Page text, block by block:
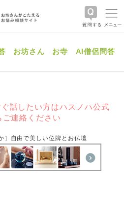
お坊さん お寺 AI僧侶問答
話したい方はハスノハ公式
ご連絡ください
］自由で美しい位牌とお仏壇